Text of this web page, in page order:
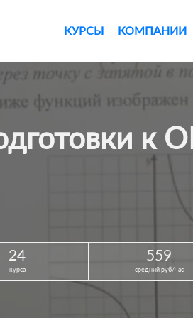
КУРСЫ КОМПАНИИ
к
24
курса
559
средний руб/час